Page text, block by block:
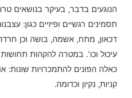
הנוגעים בדבר, בעיקר בנושאים
תסמינים רגשיים ופיזיים כגון:
דכאון, מתח, אשמה, בושה וכן
עיכול וכו'. במטרה להקהות
כאלה הפונים להתמכרויות שונות:
קניות, נקיון וכדומה.